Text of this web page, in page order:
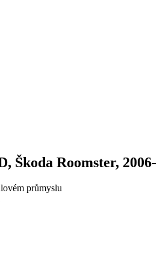
Škoda Roomster,
průmyslu